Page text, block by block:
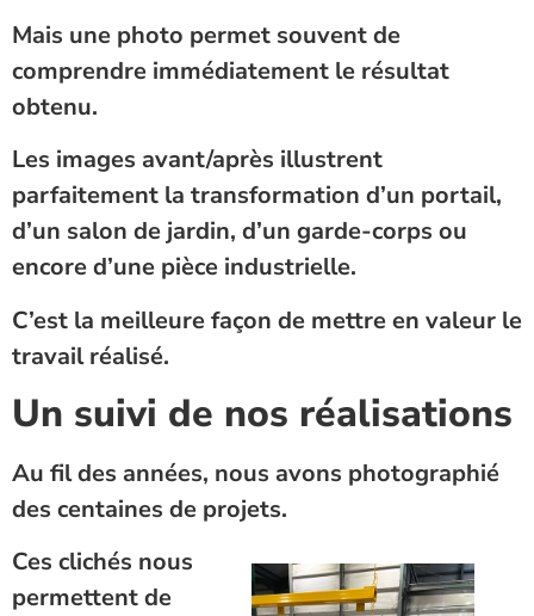
Mais une photo permet souvent de
comprendre immédiatement le résultat
obtenu.
Les images avant/après illustrent
parfaitement la transformation d’un portail,
d’un salon de jardin, d’un garde-corps ou
encore d’une pièce industrielle.
C’est la meilleure façon de mettre en valeur le
travail réalisé.
Un suivi de nos réalisations
Au fil des années, nous avons photographié
des centaines de projets.
Ces clichés nous
permettent de